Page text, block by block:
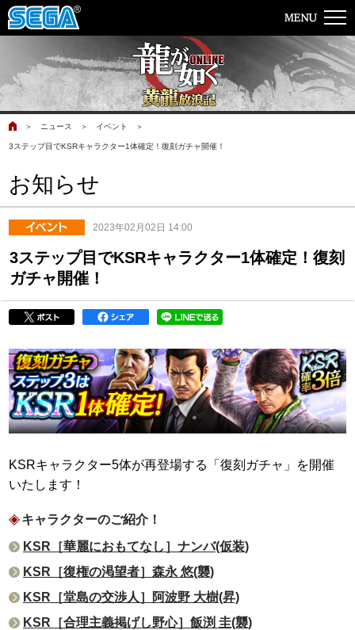
＞ ニュース ＞ イベント ＞
3ステップ目でKSRキャラクター1体確定！復刻ガチャ開催！
お知らせ
2023年02月02日 14:00
3ステップ目でKSRキャラクター1体確定！復刻
ガチャ開催！
KSRキャラクター5体が再登場する「復刻ガチャ」を開催
いたします！
キャラクターのご紹介！
KSR［華麗におもてなし］ナンバ(仮装)
KSR［復権の渇望者］森永 悠(襲)
KSR［堂島の交渉人］阿波野 大樹(昇)
KSR［合理主義掲げし野心］飯渕 圭(襲)